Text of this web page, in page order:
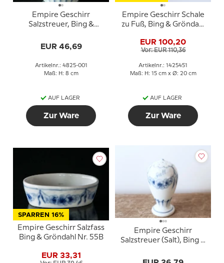
Empire Geschirr
Salzstreuer, Bing &
EUR 46,69
Artikelnr.: 4825-001
Maß: H: 8 cm
AUF LAGER
Zur Ware
Empire Geschirr Schale
zu Fuß, Bing & Gröndahl
EUR 100,20
Vor: EUR 110,36
Artikelnr.: 1425451
Maß: H: 15 cm x Ø: 20 cm
AUF LAGER
Zur Ware
SPARREN 16%
Empire Geschirr Salzfass
Bing & Gröndahl Nr. 55B
EUR 33,31
Empire Geschirr
Salzstreuer (Salt), Bing &